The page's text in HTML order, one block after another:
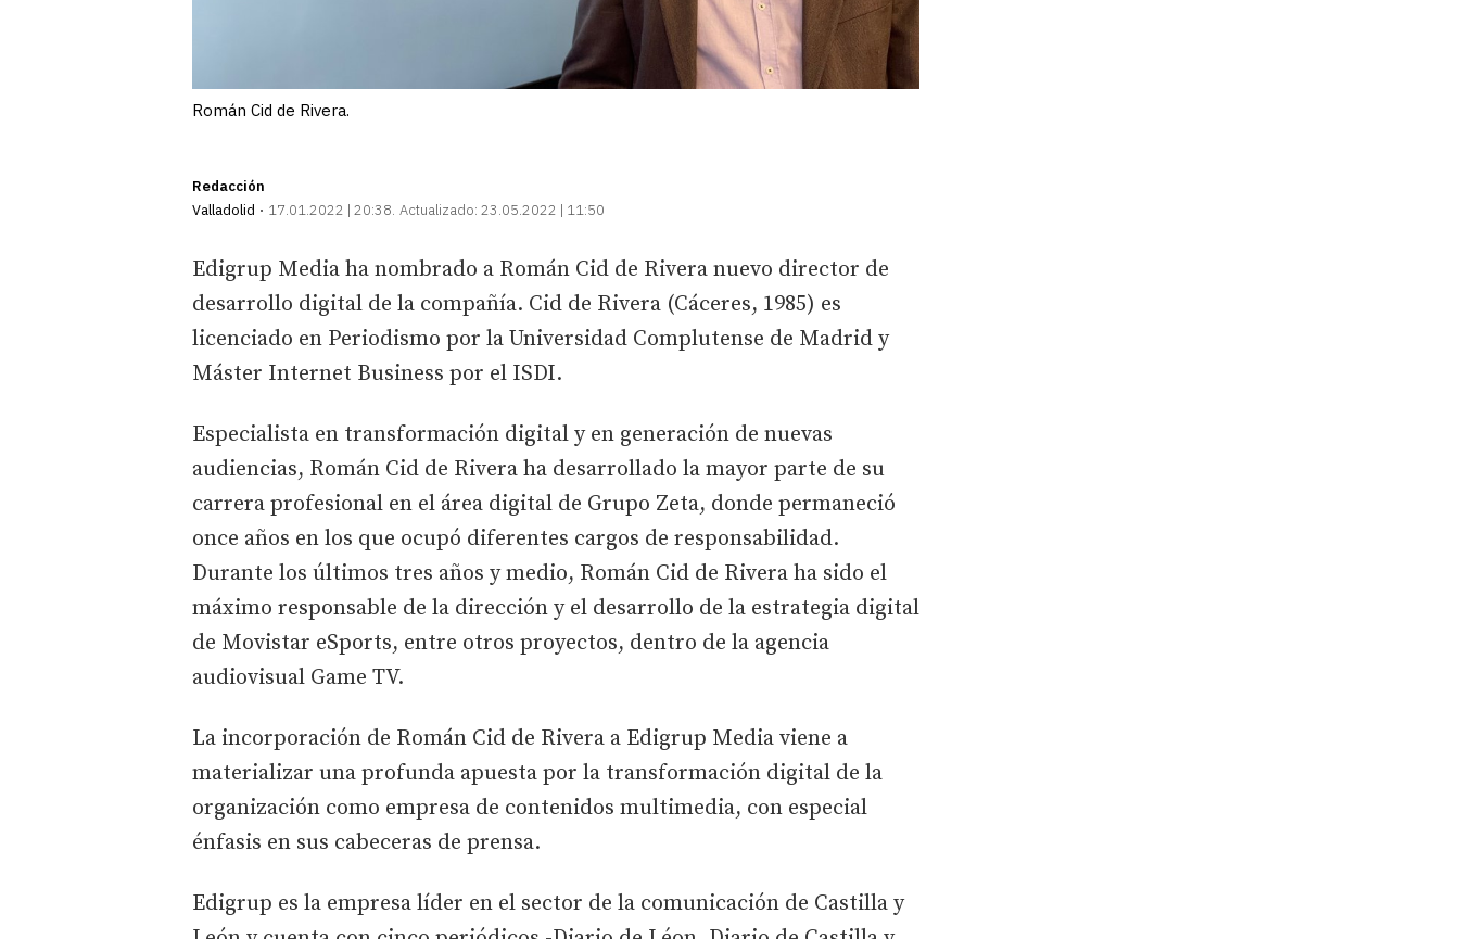
Román Cid de Rivera.
Redacción
Valladolid
17.01.2022 | 20:38 Actualizado: 23.05.2022 | 11:50
Edigrup Media ha nombrado a Román Cid de Rivera nuevo director de
desarrollo digital de la compañía. Cid de Rivera (Cáceres, 1985) es
licenciado en Periodismo por la Universidad Complutense de Madrid y
Máster Internet Business por el ISDI.
Especialista en transformación digital y en generación de nuevas
audiencias, Román Cid de Rivera ha desarrollado la mayor parte de su
carrera profesional en el área digital de Grupo Zeta, donde permaneció
once años en los que ocupó diferentes cargos de responsabilidad.
Durante los últimos tres años y medio, Román Cid de Rivera ha sido el
máximo responsable de la dirección y el desarrollo de la estrategia digital
de Movistar eSports, entre otros proyectos, dentro de la agencia
audiovisual Game TV.
La incorporación de Román Cid de Rivera a Edigrup Media viene a
materializar una profunda apuesta por la transformación digital de la
organización como empresa de contenidos multimedia, con especial
énfasis en sus cabeceras de prensa.
Edigrup es la empresa líder en el sector de la comunicación de Castilla y